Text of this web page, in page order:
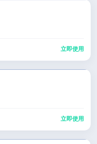
立即使用
立即使用